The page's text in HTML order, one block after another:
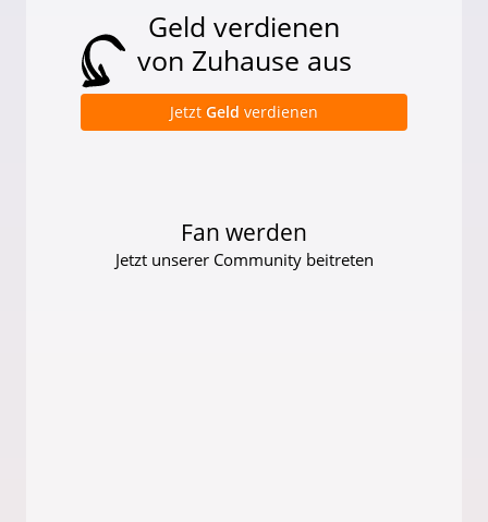
Geld verdienen
von Zuhause aus
Jetzt Geld verdienen
Fan werden
Jetzt unserer Community beitreten